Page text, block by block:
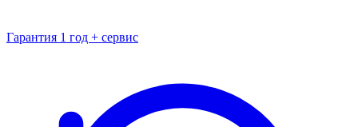
Гарантия 1 год + сервис